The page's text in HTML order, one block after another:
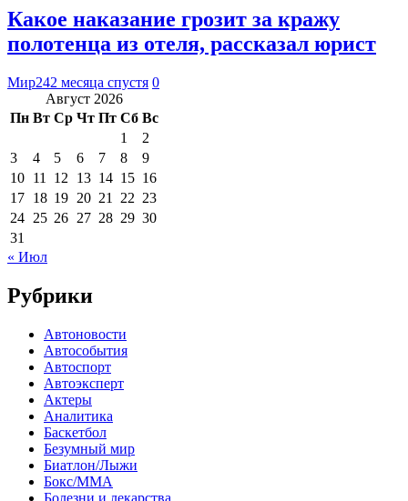
Какое наказание грозит за кражу
полотенца из отеля, рассказал юрист
Мир242 месяца спустя 0
Август 2026
Пн Вт Ср Чт Пт Сб Вс
1
2
3
4 5 6 7 8
9
10 11 12 13 14 15 16
17 18 19 20 21 22 23
24 25 26 27 28 29 30
31
« Июл
Рубрики
Автоновости
Автособытия
Автоспорт
Автоэксперт
Актеры
Аналитика
Баскетбол
Безумный мир
Биатлон/Лыжи
Бокс/MMA
Болезни и лекарства